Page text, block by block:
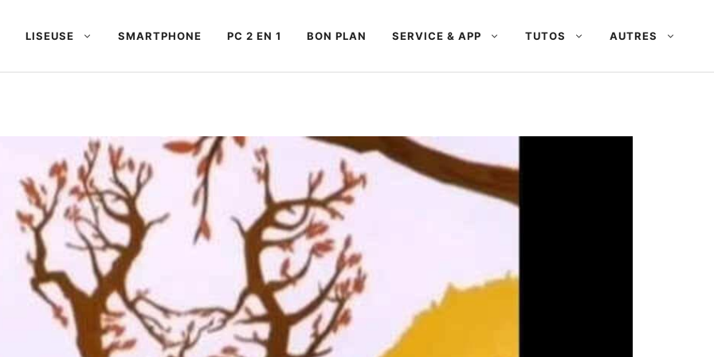
LISEUSE SMARTPHONE PC 2 EN 1 BON PLAN SERVICE & APP TUTOS AUTRES